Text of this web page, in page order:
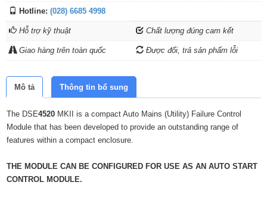
Hotline: (028) 6685 4998
Hỗ trợ kỹ thuật Chất lượng đúng cam kết
Giao hàng trên toàn quốc Được đổi, trả sản phẩm lỗi
Mô tả Thông tin bổ sung
The DSE4520 MKII is a compact Auto Mains (Utility) Failure Control
Module that has been developed to provide an outstanding range of
features within a compact enclosure.
THE MODULE CAN BE CONFIGURED FOR USE AS AN AUTO START
CONTROL MODULE.